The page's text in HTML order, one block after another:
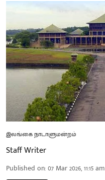
இலங்கை நாடாளுமன்றம்
Staff Writer
Published on:07 Mar 2026, 11:15 am